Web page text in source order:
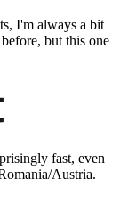
I'm always a bit
but this one
fast, even
Austria.